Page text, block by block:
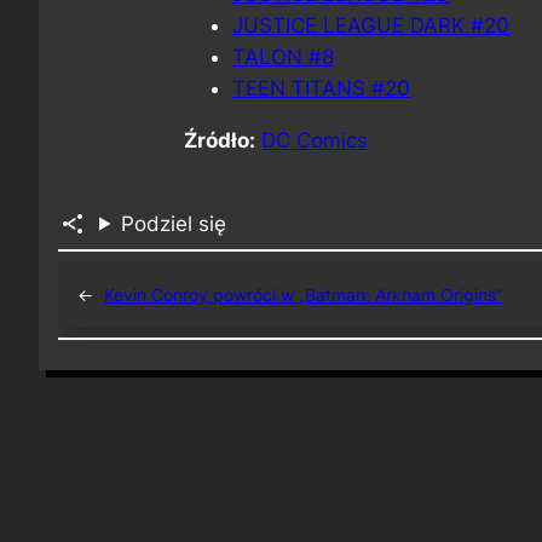
JUSTICE LEAGUE DARK #20
TALON #8
TEEN TITANS #20
Źródło: DC Comics
Podziel się
← Kevin Conroy powróci w „Batman: Arkham Origins”